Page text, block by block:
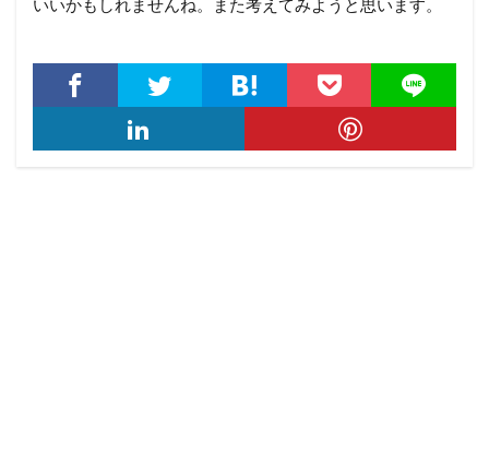
いいかもしれませんね。また考えてみようと思います。